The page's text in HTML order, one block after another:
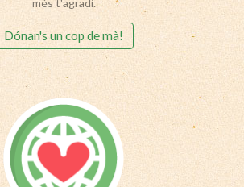
més t'agradi.
Dónan's un cop de mà!